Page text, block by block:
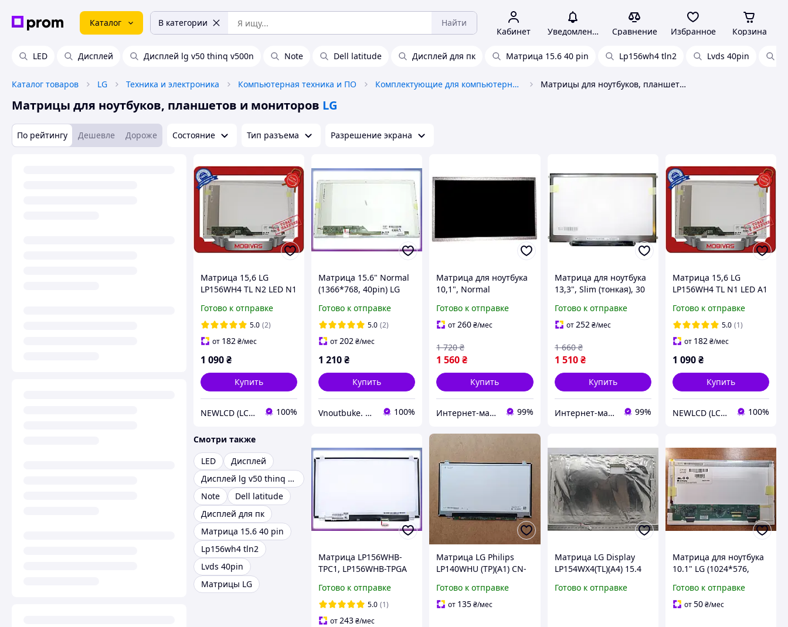
Каталог В категории Найти
Кабинет Уведомления Сравнение Избранное Корзина
LED Дисплей Дисплей lg v50 thinq v500n Note Dell latitude Дисплей для пк Матрица 15.6 40 pin Lp156wh4 tln2 Lvds 40pin
Каталог товаров LG Техника и электроника Компьютерная техника и ПО Комплектующие для компьютерной техники Матрицы для ноутбуков, планшетов и мониторов LG
Матрицы для ноутбуков, планшетов и мониторов LG
По рейтингу Дешевле Дороже Состояние Тип разъема Разрешение экрана
Матрица 15,6 LG
LP156WH4 TL N2 LED N1
Готово к отправке
5.0 (2)
от 182₴/мес
1 090₴
Купить
NEWLCD (LCD Экраны) Официальный сайт компании 100%
Матрица 15.6" Normal
(1366*768, 40pin) LG
LP156WH4-TLQ2,
Глянцевая
Готово к отправке
5.0 (2)
от202₴/мес
1 210₴
Купить
Vnoutbuke. Запчастини для ноутбуків опт - роздріб ! 100%
Матрица для ноутбука
10,1", Normal
(снизу слева), 1366x768,
Светодиодная (LED),
матовая,
Готово к отправке
от260₴/мес
1 560₴
1 720 ₴
Купить
Интернет-магазин "SmartPart" 99%
Матрица для ноутбука
13,3", Slim (тонкая), 30
1280x800,
Светодиодная (LED),
справа\слева,
глянцевая,
Готово к отправке
от252 ₴/мес
1 510 ₴
1 660 ₴
Купить
Интернет-магазин "SmartPart" 99%
Матрица 15,6 LG
LP156WH4 TL N1 LED A1
Готово к отправке
5.0 (1)
от 182₴/мес
1 090₴
Купить
NEWLCD (LCD Экраны) Официальный сайт компании 100%
Смотри также
LED
Дисплей
Дисплей lg v50 thinq v500n
Note
Dell latitude
Дисплей для пк
Матрица 15.6 40 pin
Lp156wh4 tln2
Lvds 40pin
Матрицы LG
Матрица LP156WHB-
TPC1, LP156WHB-TPGA
(1366*768, 30pin, ушки
верх-низ), Глянцевая
Готово к отправке
5.0 (1)
от243₴/мес
Матрица LG Philips
LP140WHU (TP)(A1) CN-
HD 30pin eDP для
ноутбука оригинал с
Готово к отправке
от 135₴/мес
Матрица LG Display
LP154WX4(TL)(A4) 15.4
матовая, верхний
Готово к отправке
Матрица для ноутбука
10.1" LG (1024*576,
LP101WS1 (TL) (A2)
Готово к отправке
от50₴/мес